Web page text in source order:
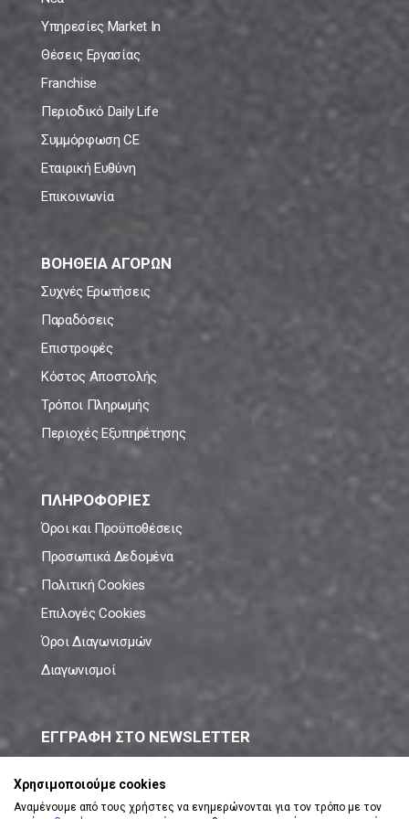
Υπηρεσίες Market In
Θέσεις Εργασίας
Franchise
Περιοδικό Daily Life
Συμμόρφωση CE
Εταιρική Ευθύνη
Επικοινωνία
ΒΟΗΘΕΙΑ ΑΓΟΡΩΝ
Συχνές Ερωτήσεις
Παραδόσεις
Επιστροφές
Κόστος Αποστολής
Τρόποι Πληρωμής
Περιοχές Εξυπηρέτησης
ΠΛΗΡΟΦΟΡΙΕΣ
Όροι και Προϋποθέσεις
Προσωπικά Δεδομένα
Πολιτική Cookies
Επιλογές Cookies
Όροι Διαγωνισμών
Διαγωνισμοί
ΕΓΓΡΑΦΗ ΣΤΟ NEWSLETTER
Χρησιμοποιούμε cookies
Αναμένουμε από τους χρήστες να ενημερώνονται για τον τρόπο με τον